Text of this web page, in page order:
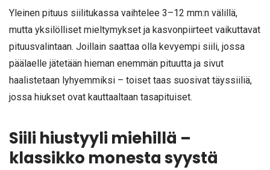
Yleinen pituus siilitukassa vaihtelee 3–12 mm:n välillä,
mutta yksilölliset mieltymykset ja kasvonpiirteet vaikuttavat
pituusvalintaan. Joillain saattaa olla kevyempi siili, jossa
päälaelle jätetään hieman enemmän pituutta ja sivut
haalistetaan lyhyemmiksi – toiset taas suosivat täyssiiliä,
jossa hiukset ovat kauttaaltaan tasapituiset.
Siili hiustyyli miehillä –
klassikko monesta syystä